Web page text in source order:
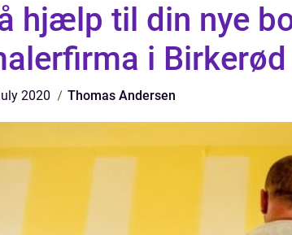
hjælp til din nye
i Birkerød
2020 Thomas Andersen